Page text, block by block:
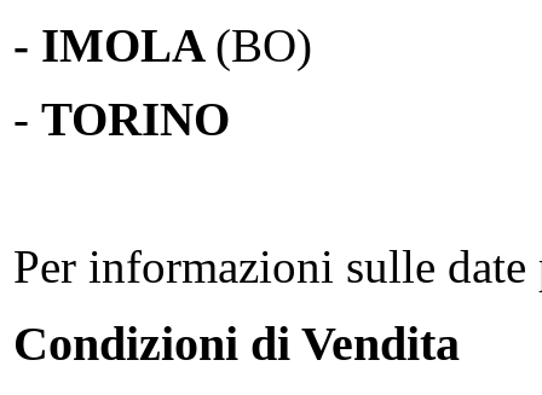
- IMOLA (BO)
- TORINO
Per informazioni sulle
Condizioni di Vendita